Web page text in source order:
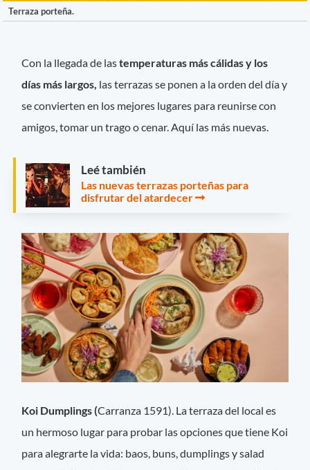
Terraza porteña.
Con la llegada de lastemperaturas más cálidas y los
días más largos, las terrazas se ponen a la orden del día y
se convierten en los mejores lugares para reunirse con
amigos, tomar un trago o cenar. Aquí las más nuevas.
Leé también
Las nuevas terrazas porteñas para
disfrutar del atardecer
Koi Dumplings (Carranza 1591). La terraza del local es
un hermoso lugar para probar las opciones que tiene Koi
para alegrarte la vida: baos, buns, dumplings y salad